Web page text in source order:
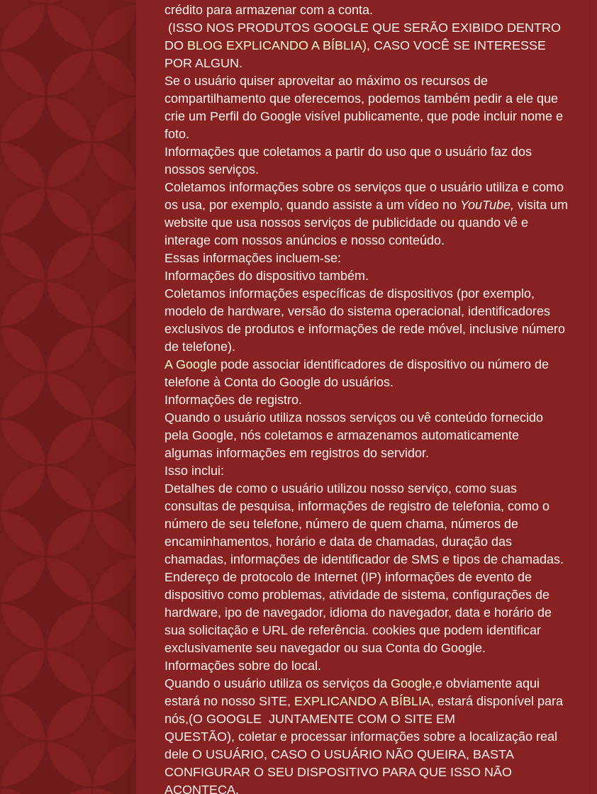
crédito para armazenar com a conta.
(ISSO NOS PRODUTOS GOOGLE QUE SERÃO EXIBIDO DENTRO
DO BLOG EXPLICANDO A BÍBLIA), CASO VOCÊ SE INTERESSE
POR ALGUN.
Se o usuário quiser aproveitar ao máximo os recursos de
compartilhamento que oferecemos, podemos também pedir a ele que
crie um Perfil do Google visível publicamente, que pode incluir nome e
foto.
Informações que coletamos a partir do uso que o usuário faz dos
nossos serviços.
Coletamos informações sobre os serviços que o usuário utiliza e como
os usa, por exemplo, quando assiste a um vídeo no YouTube, visita um
website que usa nossos serviços de publicidade ou quando vê e
interage com nossos anúncios e nosso conteúdo.
Essas informações incluem-se:
Informações do dispositivo também.
Coletamos informações específicas de dispositivos (por exemplo,
modelo de hardware, versão do sistema operacional, identificadores
exclusivos de produtos e informações de rede móvel, inclusive número
de telefone).
A Google pode associar identificadores de dispositivo ou número de
telefone à Conta do Google do usuários.
Informações de registro.
Quando o usuário utiliza nossos serviços ou vê conteúdo fornecido
pela Google, nós coletamos e armazenamos automaticamente
algumas informações em registros do servidor.
Isso inclui:
Detalhes de como o usuário utilizou nosso serviço, como suas
consultas de pesquisa, informações de registro de telefonia, como o
número de seu telefone, número de quem chama, números de
encaminhamentos, horário e data de chamadas, duração das
chamadas, informações de identificador de SMS e tipos de chamadas.
Endereço de protocolo de Internet (IP) informações de evento de
dispositivo como problemas, atividade de sistema, configurações de
hardware, ipo de navegador, idioma do navegador, data e horário de
sua solicitação e URL de referência. cookies que podem identificar
exclusivamente seu navegador ou sua Conta do Google.
Informações sobre do local.
Quando o usuário utiliza os serviços da Google,e obviamente aqui
estará no nosso SITE, EXPLICANDO A BÍBLIA, estará disponível para
nós,(O GOOGLE JUNTAMENTE COM O SITE EM
QUESTÃO), coletar e processar informações sobre a localização real
dele O USUÁRIO, CASO O USUÁRIO NÃO QUEIRA, BASTA
CONFIGURAR O SEU DISPOSITIVO PARA QUE ISSO NÃO
ACONTEÇA.